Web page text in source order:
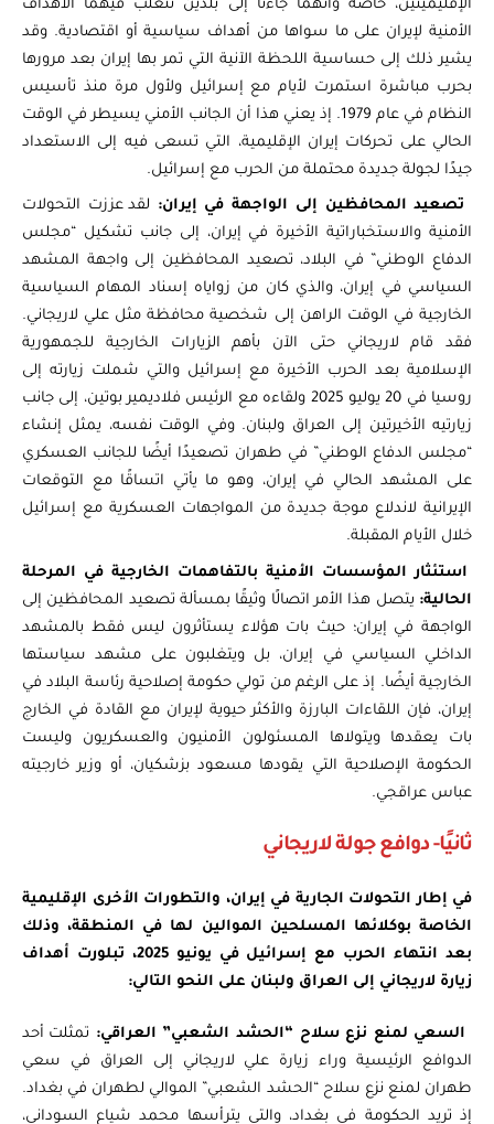
الإقليميتين، خاصة وأنهما جاءتا إلى بلدين تتغلب فيهما الأهدافُ
الأمنية لإيران على ما سواها من أهداف سياسية أو اقتصادية. وقد
يشير ذلك إلى حساسية اللحظة الآنية التي تمر بها إيران بعد مرورها
بحرب مباشرة استمرت لأيام مع إسرائيل ولأول مرة منذ تأسيس
النظام في عام 1979. إذ يعني هذا أن الجانب الأمني يسيطر في الوقت
الحالي على تحركات إيران الإقليمية، التي تسعى فيه إلى الاستعداد
جيدًا لجولة جديدة محتملة من الحرب مع إسرائيل.
تصعيد المحافظين إلى الواجهة في إيران: لقد عززت التحولات
الأمنية والاستخباراتية الأخيرة في إيران، إلى جانب تشكيل “مجلس
الدفاع الوطني” في البلاد، تصعيد المحافظين إلى واجهة المشهد
السياسي في إيران، والذي كان من زواياه إسناد المهام السياسية
الخارجية في الوقت الراهن إلى شخصية محافظة مثل علي لاريجاني.
فقد قام لاريجاني حتى الآن بأهم الزيارات الخارجية للجمهورية
الإسلامية بعد الحرب الأخيرة مع إسرائيل والتي شملت زيارته إلى
روسيا في 20 يوليو 2025 ولقاءه مع الرئيس فلاديمير بوتين، إلى جانب
زيارتيه الأخيرتين إلى العراق ولبنان. وفي الوقت نفسه، يمثل إنشاء
“مجلس الدفاع الوطني” في طهران تصعيدًا أيضًا للجانب العسكري
على المشهد الحالي في إيران، وهو ما يأتي اتساقًا مع التوقعات
الإيرانية لاندلاع موجة جديدة من المواجهات العسكرية مع إسرائيل
خلال الأيام المقبلة.
استئثار المؤسسات الأمنية بالتفاهمات الخارجية في المرحلة
الحالية: يتصل هذا الأمر اتصالًا وثيقًا بمسألة تصعيد المحافظين إلى
الواجهة في إيران؛ حيث بات هؤلاء يستأثرون ليس فقط بالمشهد
الداخلي السياسي في إيران، بل ويتغلبون على مشهد سياستها
الخارجية أيضًا. إذ على الرغم من تولي حكومة إصلاحية رئاسة البلاد في
إيران، فإن اللقاءات البارزة والأكثر حيوية لإيران مع القادة في الخارج
بات يعقدها ويتولاها المسئولون الأمنيون والعسكريون وليست
الحكومة الإصلاحية التي يقودها مسعود بزشكيان، أو وزير خارجيته
عباس عراقجي.
ثانيًا- دوافع جولة لاريجاني
في إطار التحولات الجارية في إيران، والتطورات الأخرى الإقليمية
الخاصة بوكلائها المسلحين الموالين لها في المنطقة، وذلك
بعد انتهاء الحرب مع إسرائيل في يونيو 2025، تبلورت أهداف
زيارة لاريجاني إلى العراق ولبنان على النحو التالي:
السعي لمنع نزع سلاح “الحشد الشعبي” العراقي: تمثلت أحد
الدوافع الرئيسية وراء زيارة علي لاريجاني إلى العراق في سعي
طهران لمنع نزع سلاح “الحشد الشعبي” الموالي لطهران في بغداد.
إذ تريد الحكومة في بغداد، والتي يترأسها محمد شياع السوداني،